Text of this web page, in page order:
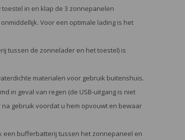
in en klap de 3 zonnepanelen
Voor een optimale lading is het
tussen de zonnelader en het toestel) is
materialen voor gebruik buitenshuis.
in geval van regen (de USB-uitgang is niet
gebruik voordat u hem opvouwt en bewaar
een bufferbatterij tussen het zonnepaneel en